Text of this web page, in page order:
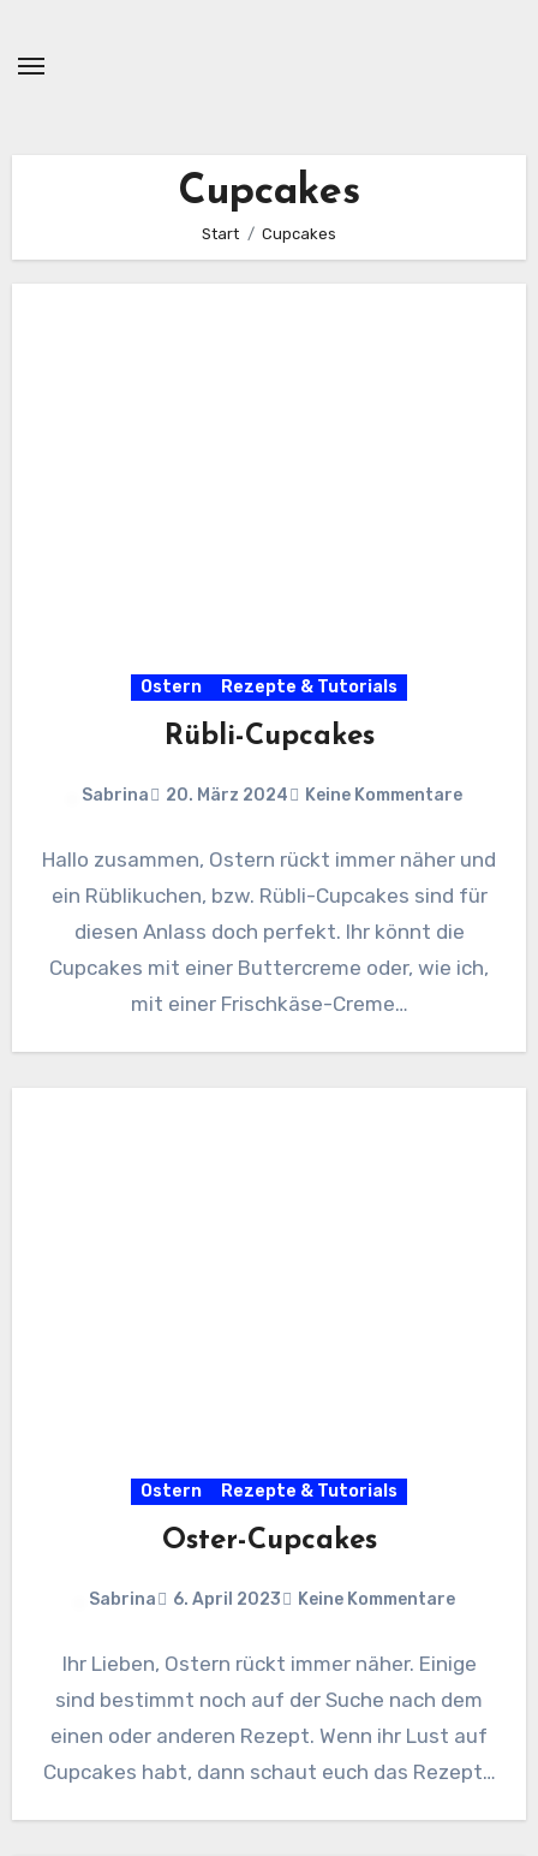
springen
Cupcakes
Start Cupcakes
Ostern Rezepte & Tutorials
Rübli-Cupcakes
Sabrina 20. März 2024 Keine Kommentare
Hallo zusammen, Ostern rückt immer näher und
ein Rüblikuchen, bzw. Rübli-Cupcakes sind für
diesen Anlass doch perfekt. Ihr könnt die
Cupcakes mit einer Buttercreme oder, wie ich,
mit einer Frischkäse-Creme…
Ostern Rezepte & Tutorials
Oster-Cupcakes
Sabrina 6. April 2023 Keine Kommentare
Ihr Lieben, Ostern rückt immer näher. Einige
sind bestimmt noch auf der Suche nach dem
einen oder anderen Rezept. Wenn ihr Lust auf
Cupcakes habt, dann schaut euch das Rezept…